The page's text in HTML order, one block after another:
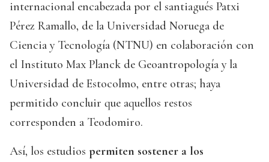
internacional encabezada por el santiagués Patxi
Pérez Ramallo, de la Universidad Noruega de
Ciencia y Tecnología (NTNU) en colaboración con
el Instituto Max Planck de Geoantropología y la
Universidad de Estocolmo, entre otras; haya
permitido concluir que aquellos restos
corresponden a Teodomiro.
Así, los estudios permiten sostener a los